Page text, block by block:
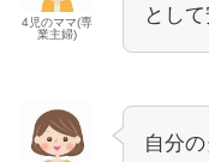
4児のママ(専
業主婦)
とし
自分